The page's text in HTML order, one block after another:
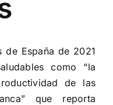
de España de 2021
como “la
de las
que reporta